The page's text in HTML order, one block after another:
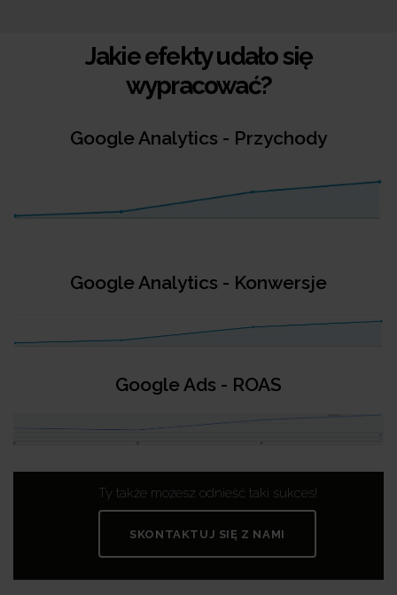
Jakie efekty udało się
wypracować?
Google Analytics - Przychody
Google Analytics - Konwersje
Google Ads - ROAS
Ty także możesz odnieść taki sukces!
SKONTAKTUJ SIĘ Z NAMI